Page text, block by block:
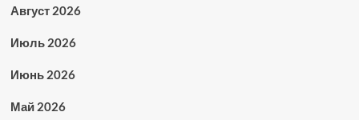
Август 2026
Июль 2026
Июнь 2026
Май 2026